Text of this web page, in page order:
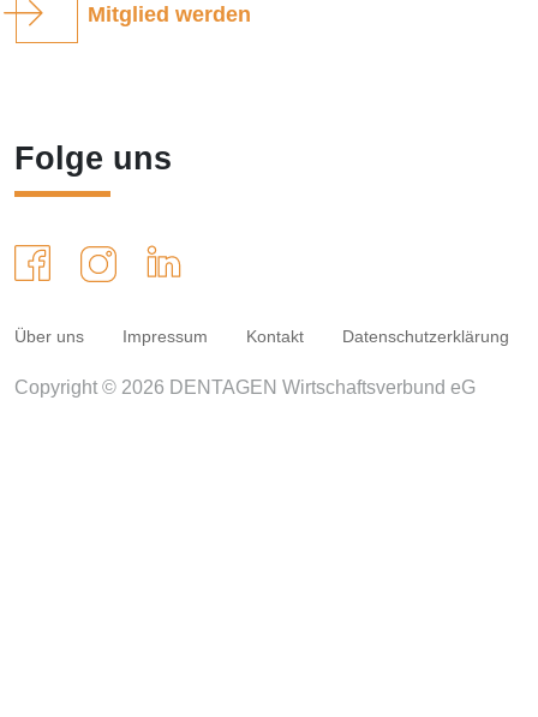
Mitglied werden
Folge uns
Über uns Impressum Kontakt Datenschutzerklärung
Copyright © 2026 DENTAGEN Wirtschaftsverbund eG